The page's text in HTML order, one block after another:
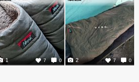
7 0
1 7 0
2